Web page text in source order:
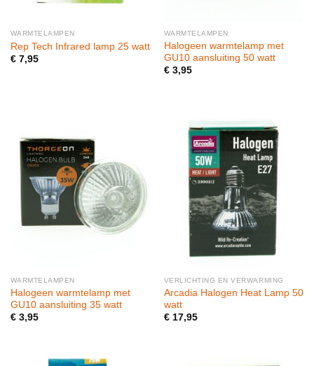
WARMTELAMPEN
Rep Tech Infrared lamp 25 watt
€7,95
WARMTELAMPEN
Halogeen warmtelamp met
GU10 aansluiting 50 watt
€3,95
WARMTELAMPEN
Halogeen warmtelamp met
GU10 aansluiting 35 watt
€3,95
VERLICHTING EN VERWARMING
Arcadia Halogen Heat Lamp 50
watt
€17,95